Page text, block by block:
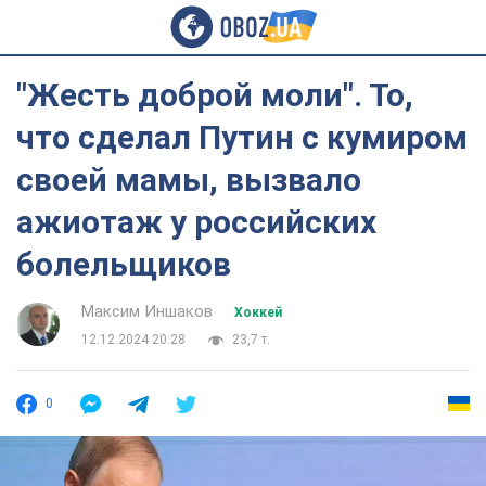
"Жесть доброй моли". То,
что сделал Путин с кумиром
своей мамы, вызвало
ажиотаж у российских
болельщиков
Максим Иншаков
Хоккей
12.12.2024 20:28
23,7 т.
0